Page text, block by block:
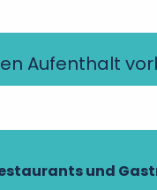
Aufenthalt
und
virtuellen
helfen.